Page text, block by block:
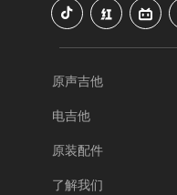
原声吉他
电吉他
原装配件
了解我们